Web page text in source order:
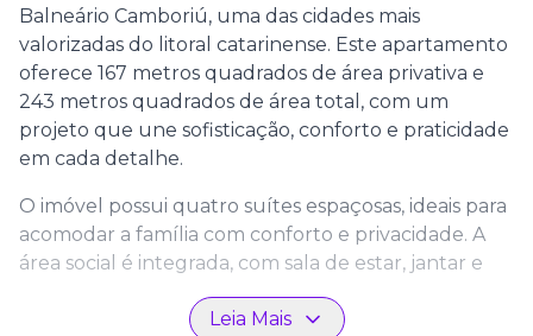
Balneário Camboriú, uma das cidades mais
valorizadas do litoral catarinense. Este apartamento
oferece 167 metros quadrados de área privativa e
243 metros quadrados de área total, com um
projeto que une sofisticação, conforto e praticidade
em cada detalhe.
O imóvel possui quatro suítes espaçosas, ideais para
acomodar a família com conforto e privacidade. A
área social é integrada, com sala de estar, jantar e
uma sacada gourmet que convida a momentos de
lazer e convivência. Os acabamentos seguem um
Leia Mais